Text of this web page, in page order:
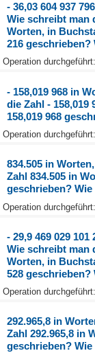
- 36,03 604 937
Wie schreibt man
Worten, in
216
Operation
- 158,019 968 in
die Zahl -
158,019 968
Operation
834.505 in
Zahl 834.505 in
geschrieben?
Operation
- 29,9 469 029
Wie schreibt man
Worten, in
528
Operation
292.965,8 in
Zahl 292.965,8 in
geschrieben?